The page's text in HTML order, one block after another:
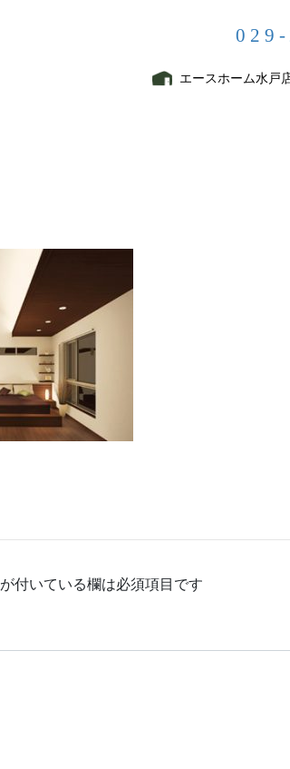
エースホーム水戸
が付いている欄は必須項目です